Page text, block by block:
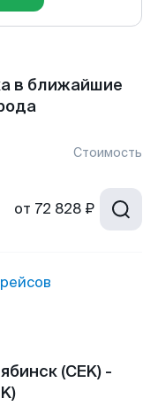
в ближайшие
Стоимость
от 72 828 ₽
(CEK) -